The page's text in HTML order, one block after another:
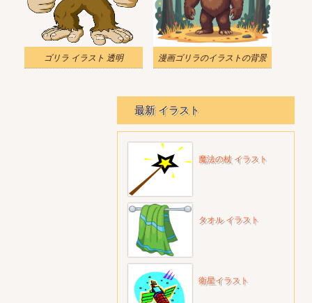
ゴリラ イラスト 透明 漫画ゴリラのイラストの背景
最新 イラスト
魔法の杖 イラスト
タオル イラスト
衛星イラスト